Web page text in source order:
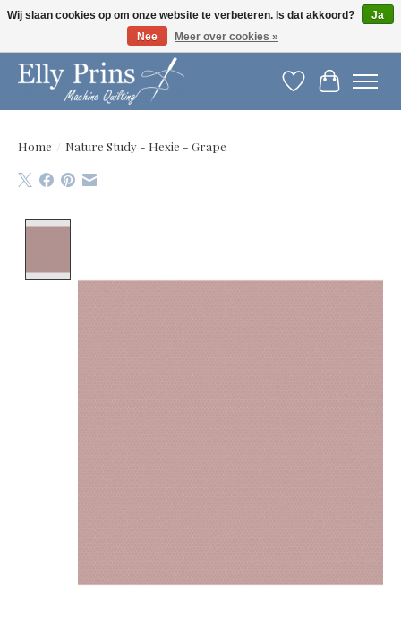
Let op: gewijzigde openingstijden!
Verlanglijst
Home / Nature Study - Hexie - Grape
Wij slaan cookies op om onze website te verbeteren. Is dat akkoord?
Ja
Nee
Meer over cookies »